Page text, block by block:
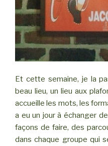
Et cette semaine, je la
beau lieu, un lieu aux
accueille les mots, les
a eu un jour à échanger
façons de faire, des
dans chaque groupe qui